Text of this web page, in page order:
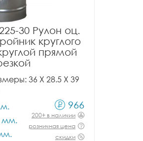
30 Рулон оц.
круглого
прямой
36 X 28.5 X 39
мм.
966
200+ в наличии
розничная цена
скидки